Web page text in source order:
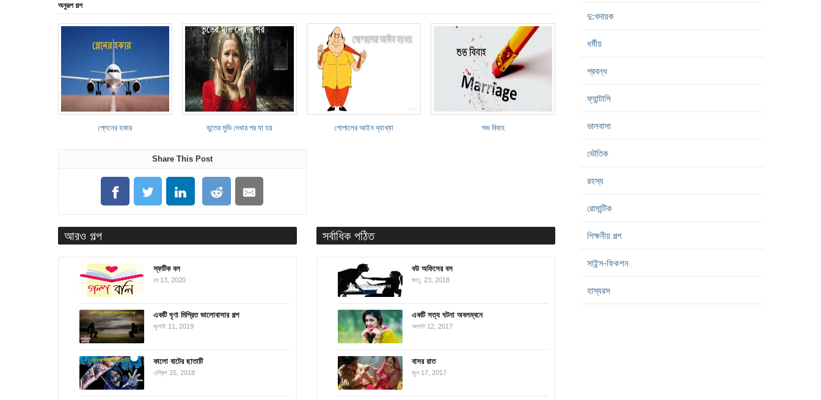
অনুরূপ গল্প
প্লেনের হকার ভুতের মুভি দেখার পর যা হয় গোপালের আইন ব্যাখ্যা শুভ বিবাহ
Share This Post
আরও গল্প
স্ফটিক বল
মে 13, 2020
একটি ঘৃণা মিশ্রিত ভালোবাসার গল্প
জুলাই 11, 2019
কালো বাটের ছাতাটি
এপ্রিল 15, 2018
সর্বাধিক পঠিত
বউ অফিসের বস
জানু. 23, 2018
একটি সত্য ঘটনা অবলম্বনে
আগস্ট 12, 2017
বাসর রাত
জুন 17, 2017
দু:খদায়ক
ধর্মীয়
প্রবন্ধ
ফ্যান্টাসি
ভালবাসা
ভৌতিক
রহস্য
রোমান্টিক
শিক্ষনীয় গল্প
সাইন্স-ফিকশন
হাস্যরস